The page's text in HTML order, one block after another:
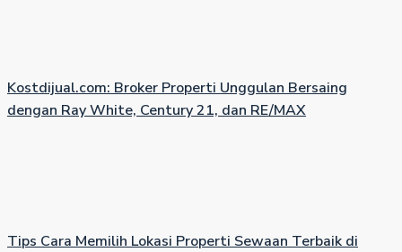
Kostdijual.com: Broker Properti Unggulan Bersaing
dengan Ray White, Century 21, dan RE/MAX
Tips Cara Memilih Lokasi Properti Sewaan Terbaik di